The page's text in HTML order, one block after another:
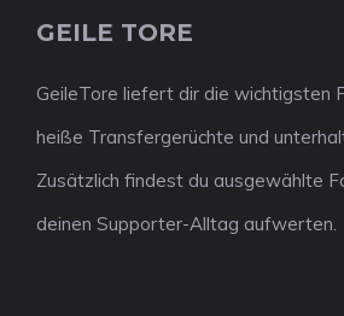
GEILE TORE
GeileTore liefert dir die wichtigsten
heiße Transfergerüchte und
Zusätzlich findest du ausgewählte
deinen Supporter-Alltag aufwerten.